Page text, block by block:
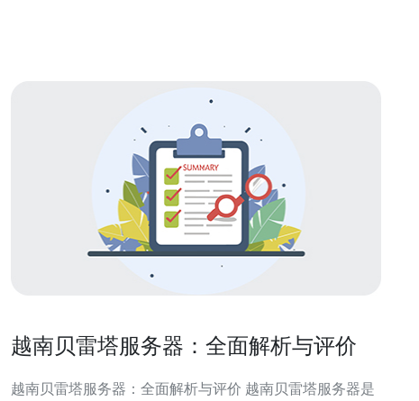
越南贝雷塔服务器：全面解析与评价
越南贝雷塔服务器：全面解析与评价 越南贝雷塔服务器是